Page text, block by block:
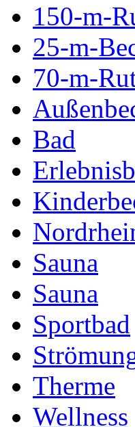
150-m-
25-m-
70-m-
Bad
Sauna
Sauna
Sportbad
Therme
Wellness